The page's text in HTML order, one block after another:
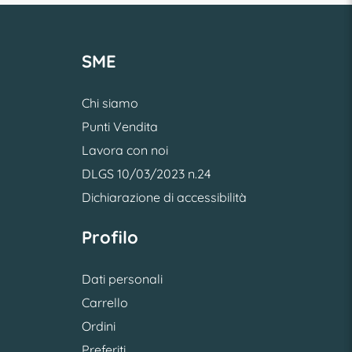
SME
Chi siamo
Punti Vendita
Lavora con noi
DLGS 10/03/2023 n.24
Dichiarazione di accessibilità
Profilo
Dati personali
Carrello
Ordini